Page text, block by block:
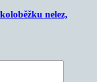
nelez,